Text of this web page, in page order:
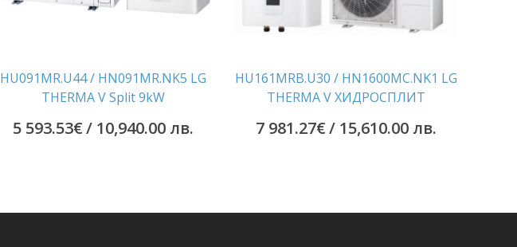
HU091MR.U44 / HN091MR.NK5 LG
THERMA V Split 9kW
5 593.53€/ 10,940.00 лв.
HU161MRB.U30 / HN1600MC.NK1 LG
THERMA V ХИДРОСПЛИТ
7 981.27€/ 15,610.00 лв.